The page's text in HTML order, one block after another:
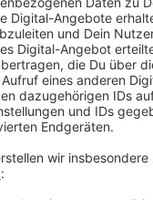
aufgenommen.
Veröffentlicht:
Anzeige